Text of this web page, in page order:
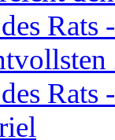
Rats
Rats